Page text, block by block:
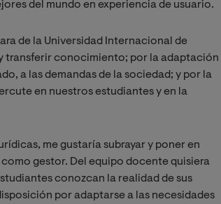
del mundo en experiencia de usuario.
de la Universidad Internacional de
transferir conocimiento; por la adaptación
a las demandas de la sociedad; y por la
en nuestros estudiantes y en la
me gustaría subrayar y poner en
gestor. Del equipo docente quisiera
conozcan la realidad de sus
por adaptarse a las necesidades